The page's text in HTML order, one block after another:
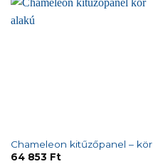
Chameleon kitűzőpanel – kör
64 853 Ft